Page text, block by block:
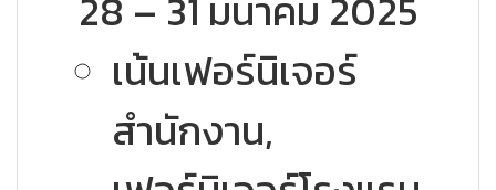
เน้นเฟอร์นิเจอร์
สำนักงาน,